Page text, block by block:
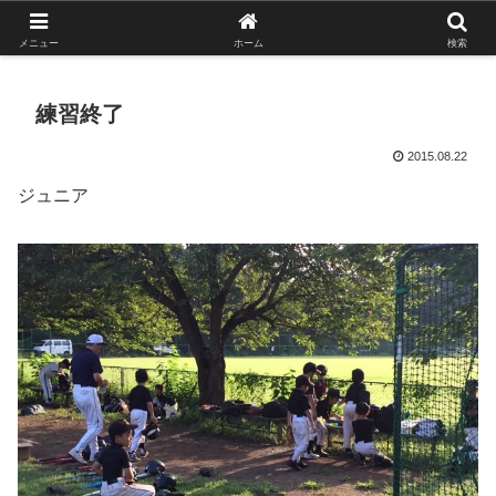
がんばれ！フルスイング！境南ブレーブス！
練習終了
2015.08.22
ジュニア
メニュー ホーム 検索